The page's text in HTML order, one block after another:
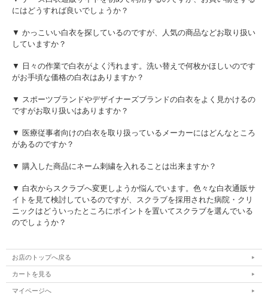
にはどうすれば良いでしょうか？
▼ かっこいい白衣を探しているのですが、人気の商品などお取り扱い
していますか？
▼ 日々の作業で白衣がよく汚れます。洗い替えで何枚かほしいのです
がお手頃な価格の白衣はありますか？
▼ スポーツブランドやデザイナーズブランドの白衣をよく見かけるの
ですがお取り扱いはありますか？
▼ 医療従事者向けの白衣を取り扱っているメーカーにはどんなところ
があるのですか？
▼ 購入した商品にネーム刺繍を入れることは出来ますか？
▼ 白衣からスクラブへ変更しようか悩んでいます。色々な白衣通販サ
イトを見て検討しているのですが、スクラブを採用された病院・クリ
ニックはどういったところにポイントを置いてスクラブを選んでいる
のでしょうか？
お店のトップへ戻る
カートを見る
マイページへ